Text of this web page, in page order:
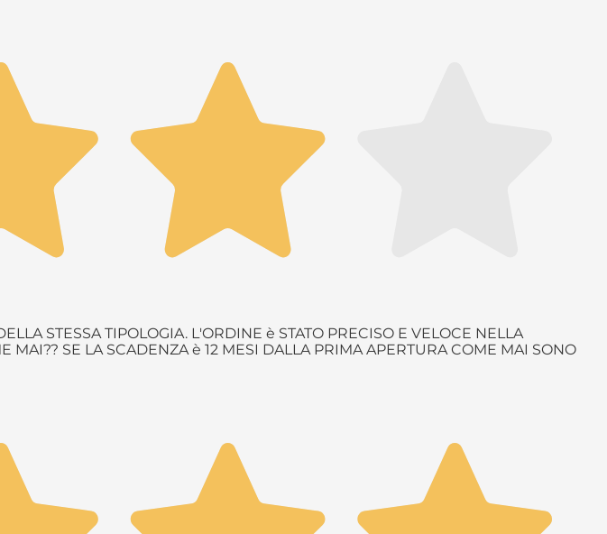
STESSA TIPOLOGIA. L'ORDINE è STATO PRECISO E VELOCE NELLA
SE LA SCADENZA è 12 MESI DALLA PRIMA APERTURA COME MAI SONO